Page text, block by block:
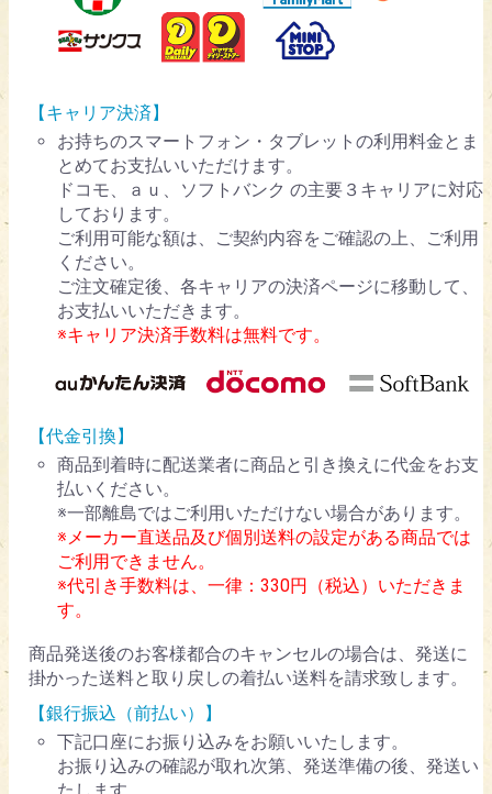
【キャリア決済】
お持ちのスマートフォン・タブレットの利用料金とま
とめてお支払いいただけます。
ドコモ、ａｕ、ソフトバンク の主要３キャリアに対応
しております。
ご利用可能な額は、ご契約内容をご確認の上、ご利用
ください。
ご注文確定後、各キャリアの決済ページに移動して、
お支払いいただきます。
※キャリア決済手数料は無料です。
【代金引換】
商品到着時に配送業者に商品と引き換えに代金をお支
払いください。
※一部離島ではご利用いただけない場合があります。
※メーカー直送品及び個別送料の設定がある商品では
ご利用できません。
※代引き手数料は、一律：330円（税込）いただきま
す。
商品発送後のお客様都合のキャンセルの場合は、発送に
掛かった送料と取り戻しの着払い送料を請求致します。
【銀行振込（前払い）】
下記口座にお振り込みをお願いいたします。
お振り込みの確認が取れ次第、発送準備の後、発送い